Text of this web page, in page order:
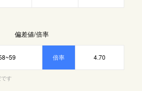
偏差値/倍率
倍率 4.70
す